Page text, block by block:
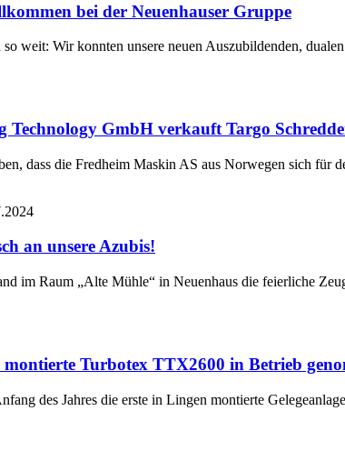
bei der Neuenhauser Gruppe
weit: Wir konnten unsere neuen Auszubildenden,
Technology GmbH verkauft Targo
dass die Fredheim Maskin AS aus Norwegen sich für
an unsere Azubis!
im Raum „Alte Mühle“ in Neuenhaus die feierliche
montierte Turbotex TTX2600 in Betrieb
des Jahres die erste in Lingen montierte